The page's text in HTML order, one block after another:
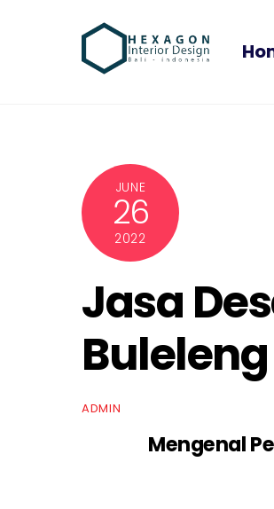
JUNE
26
2022
Jasa
Buleleng
ADMIN
Mengenal